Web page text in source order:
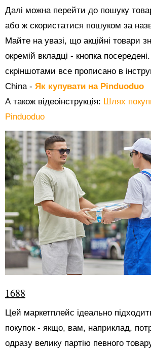
Далі можна перейти до пошуку
або ж скористатися пошуком за
Майте на увазі, що акційні товари
окремій вкладці - кнопка
скріншотами все прописано в
China - Як купувати на Pinduoduo
А також відеоінструкція: Шлях
Pinduoduo
1688
Цей маркетплейс ідеально
покупок - якщо, вам, наприклад,
одразу велику партію певного